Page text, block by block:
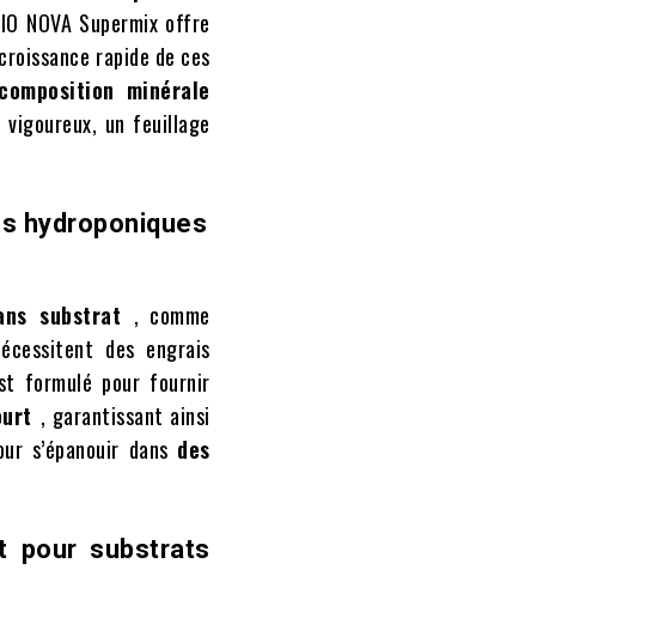
NOVA Supermix offre
rapide de ces
minérale
un feuillage
hydroponiques
substrat , comme
des engrais
formulé pour fournir
, garantissant ainsi
s’épanouir dans des
pour substrats